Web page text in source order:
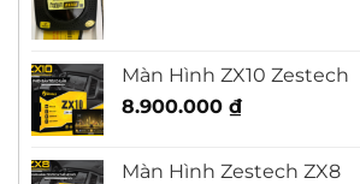
Màn Hình ZX10 Zestech
8.900.000 ₫
Màn Hình Zestech ZX8